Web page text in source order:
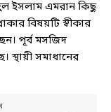
ইসলাম এমরান কিছু
বিষয়টি স্বীকার
পূর্ব মসজিদ
স্থায়ী সমাধানের